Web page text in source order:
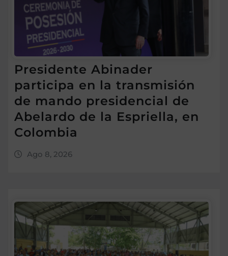
Presidente Abinader
participa en la transmisión
de mando presidencial de
Abelardo de la Espriella, en
Colombia
Ago 8, 2026